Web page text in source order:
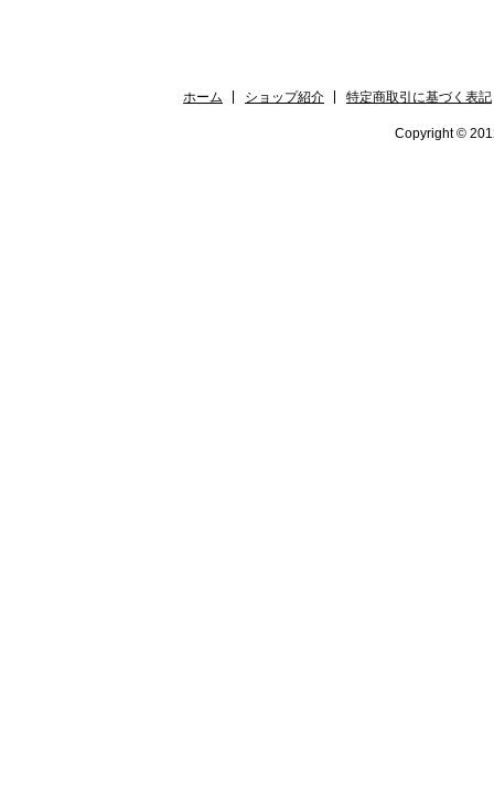
ホーム ショップ紹介 特定商取引に基づく表記
Copyright ©